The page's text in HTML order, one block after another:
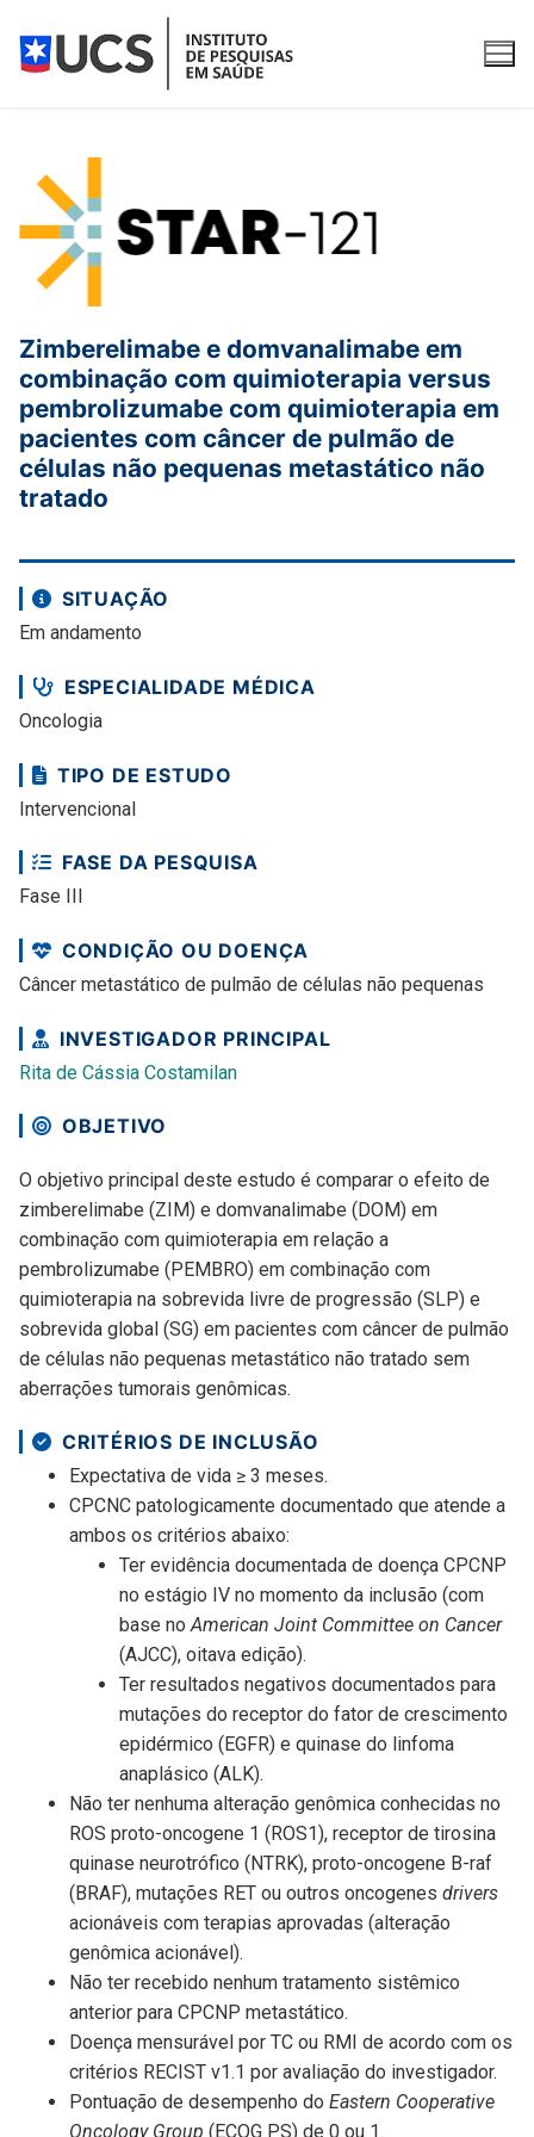
para
O Instituto
Apresentação
Equipe
Qualidade
Publicações
Para participantes
Fases da pesquisa clínica
Como participar
Pesquisas clínicas com recrutamento aberto
Pesquisas clínicas em andamento
Pesquisas concluídas
Serviços
Água Purificada e Ultrapurificada
REDCap
Contato
Zimberelimabe e domvanalimabe em
combinação com quimioterapia versus
pembrolizumabe com quimioterapia em
pacientes com câncer de pulmão de
células não pequenas metastático não
tratado
SITUAÇÃO
Em andamento
ESPECIALIDADE MÉDICA
Oncologia
TIPO DE ESTUDO
Intervencional
FASE DA PESQUISA
Fase III
CONDIÇÃO OU DOENÇA
Câncer metastático de pulmão de células não pequenas
INVESTIGADOR PRINCIPAL
Rita de Cássia Costamilan
OBJETIVO
O objetivo principal deste estudo é comparar o efeito de
zimberelimabe (ZIM) e domvanalimabe (DOM) em
combinação com quimioterapia em relação a
pembrolizumabe (PEMBRO) em combinação com
quimioterapia na sobrevida livre de progressão (SLP) e
sobrevida global (SG) em pacientes com câncer de pulmão
de células não pequenas metastático não tratado sem
aberrações tumorais genômicas.
CRITÉRIOS DE INCLUSÃO
Expectativa de vida ≥ 3 meses.
CPCNC patologicamente documentado que atende a
ambos os critérios abaixo:
Ter evidência documentada de doença CPCNP
no estágio IV no momento da inclusão (com
base noAmerican Joint Committee on Cancer
(AJCC), oitava edição).
Ter resultados negativos documentados para
mutações do receptor do fator de crescimento
epidérmico (EGFR) e quinase do linfoma
anaplásico (ALK).
Não ter nenhuma alteração genômica conhecidas no
ROS proto-oncogene 1 (ROS1), receptor de tirosina
quinase neurotrófico (NTRK), proto-oncogene B-raf
(BRAF), mutações RET ou outros oncogenes drivers
acionáveis com terapias aprovadas (alteração
genômica acionável).
Não ter recebido nenhum tratamento sistêmico
anterior para CPCNP metastático.
Doença mensurável por TC ou RMI de acordo com os
critérios RECIST v1.1 por avaliação do investigador.
Pontuação de desempenho do Eastern Cooperative
Oncology Group (ECOG PS) de 0 ou 1.